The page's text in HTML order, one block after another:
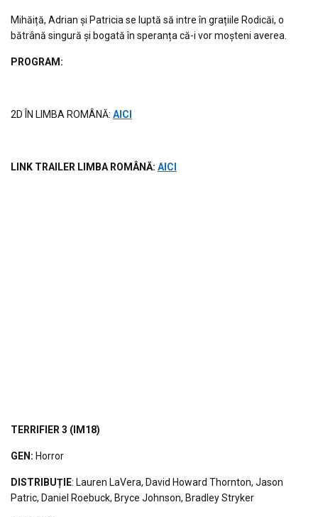
Mihăiță, Adrian și Patricia se luptă să intre în grațiile Rodicăi, o
bătrână singură și bogată în speranța că-i vor moșteni averea.
PROGRAM:
2D ÎN LIMBA ROMÂNĂ: AICI
LINK TRAILER LIMBA ROMÂNĂ: AICI
TERRIFIER 3 (IM18)
GEN: Horror
DISTRIBUȚIE: Lauren LaVera, David Howard Thornton, Jason
Patric, Daniel Roebuck, Bryce Johnson, Bradley Stryker